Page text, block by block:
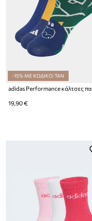
-15% ΜΕ ΚΩΔΙΚΟ: TAN
19,90 €